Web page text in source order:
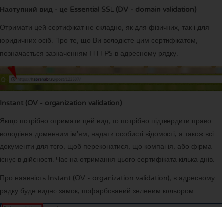
Наступний вид - це Essential SSL (DV - domain validation)
Отримати цей сертифікат не складно, як для фізичних, так і для
юридичних осіб. Про те, що Ви володієте цим сертифікатом,
позначається зазначенням HTTPS в адресному рядку.
Instant (OV - organization validation)
Якщо потрібно отримати цей вид, то потрібно підтвердити право
володіння доменним ім'ям, надати особисті відомості, а також всі
документи для того, щоб переконатися, що компанія, або фірма
існує в дійсності. Час на отримання цього сертифіката кілька днів.
Про наявність Instant (OV - organization validation), в адресному
рядку буде видно замок, пофарбований зеленим кольором.